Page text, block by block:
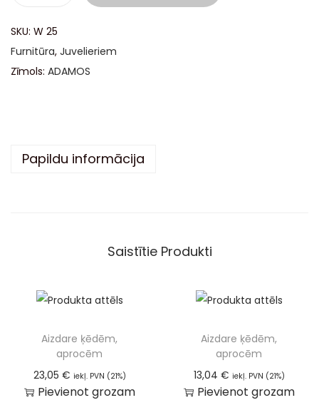
SKU: W 25
Furnitūra, Juvelieriem
Zīmols: ADAMOS
Papildu informācija
Saistītie Produkti
Aizdare ķēdēm,
aprocēm
23,05 € iekļ. PVN (21%)
Pievienot grozam
Aizdare ķēdēm,
aprocēm
13,04 € iekļ. PVN (21%)
Pievienot grozam